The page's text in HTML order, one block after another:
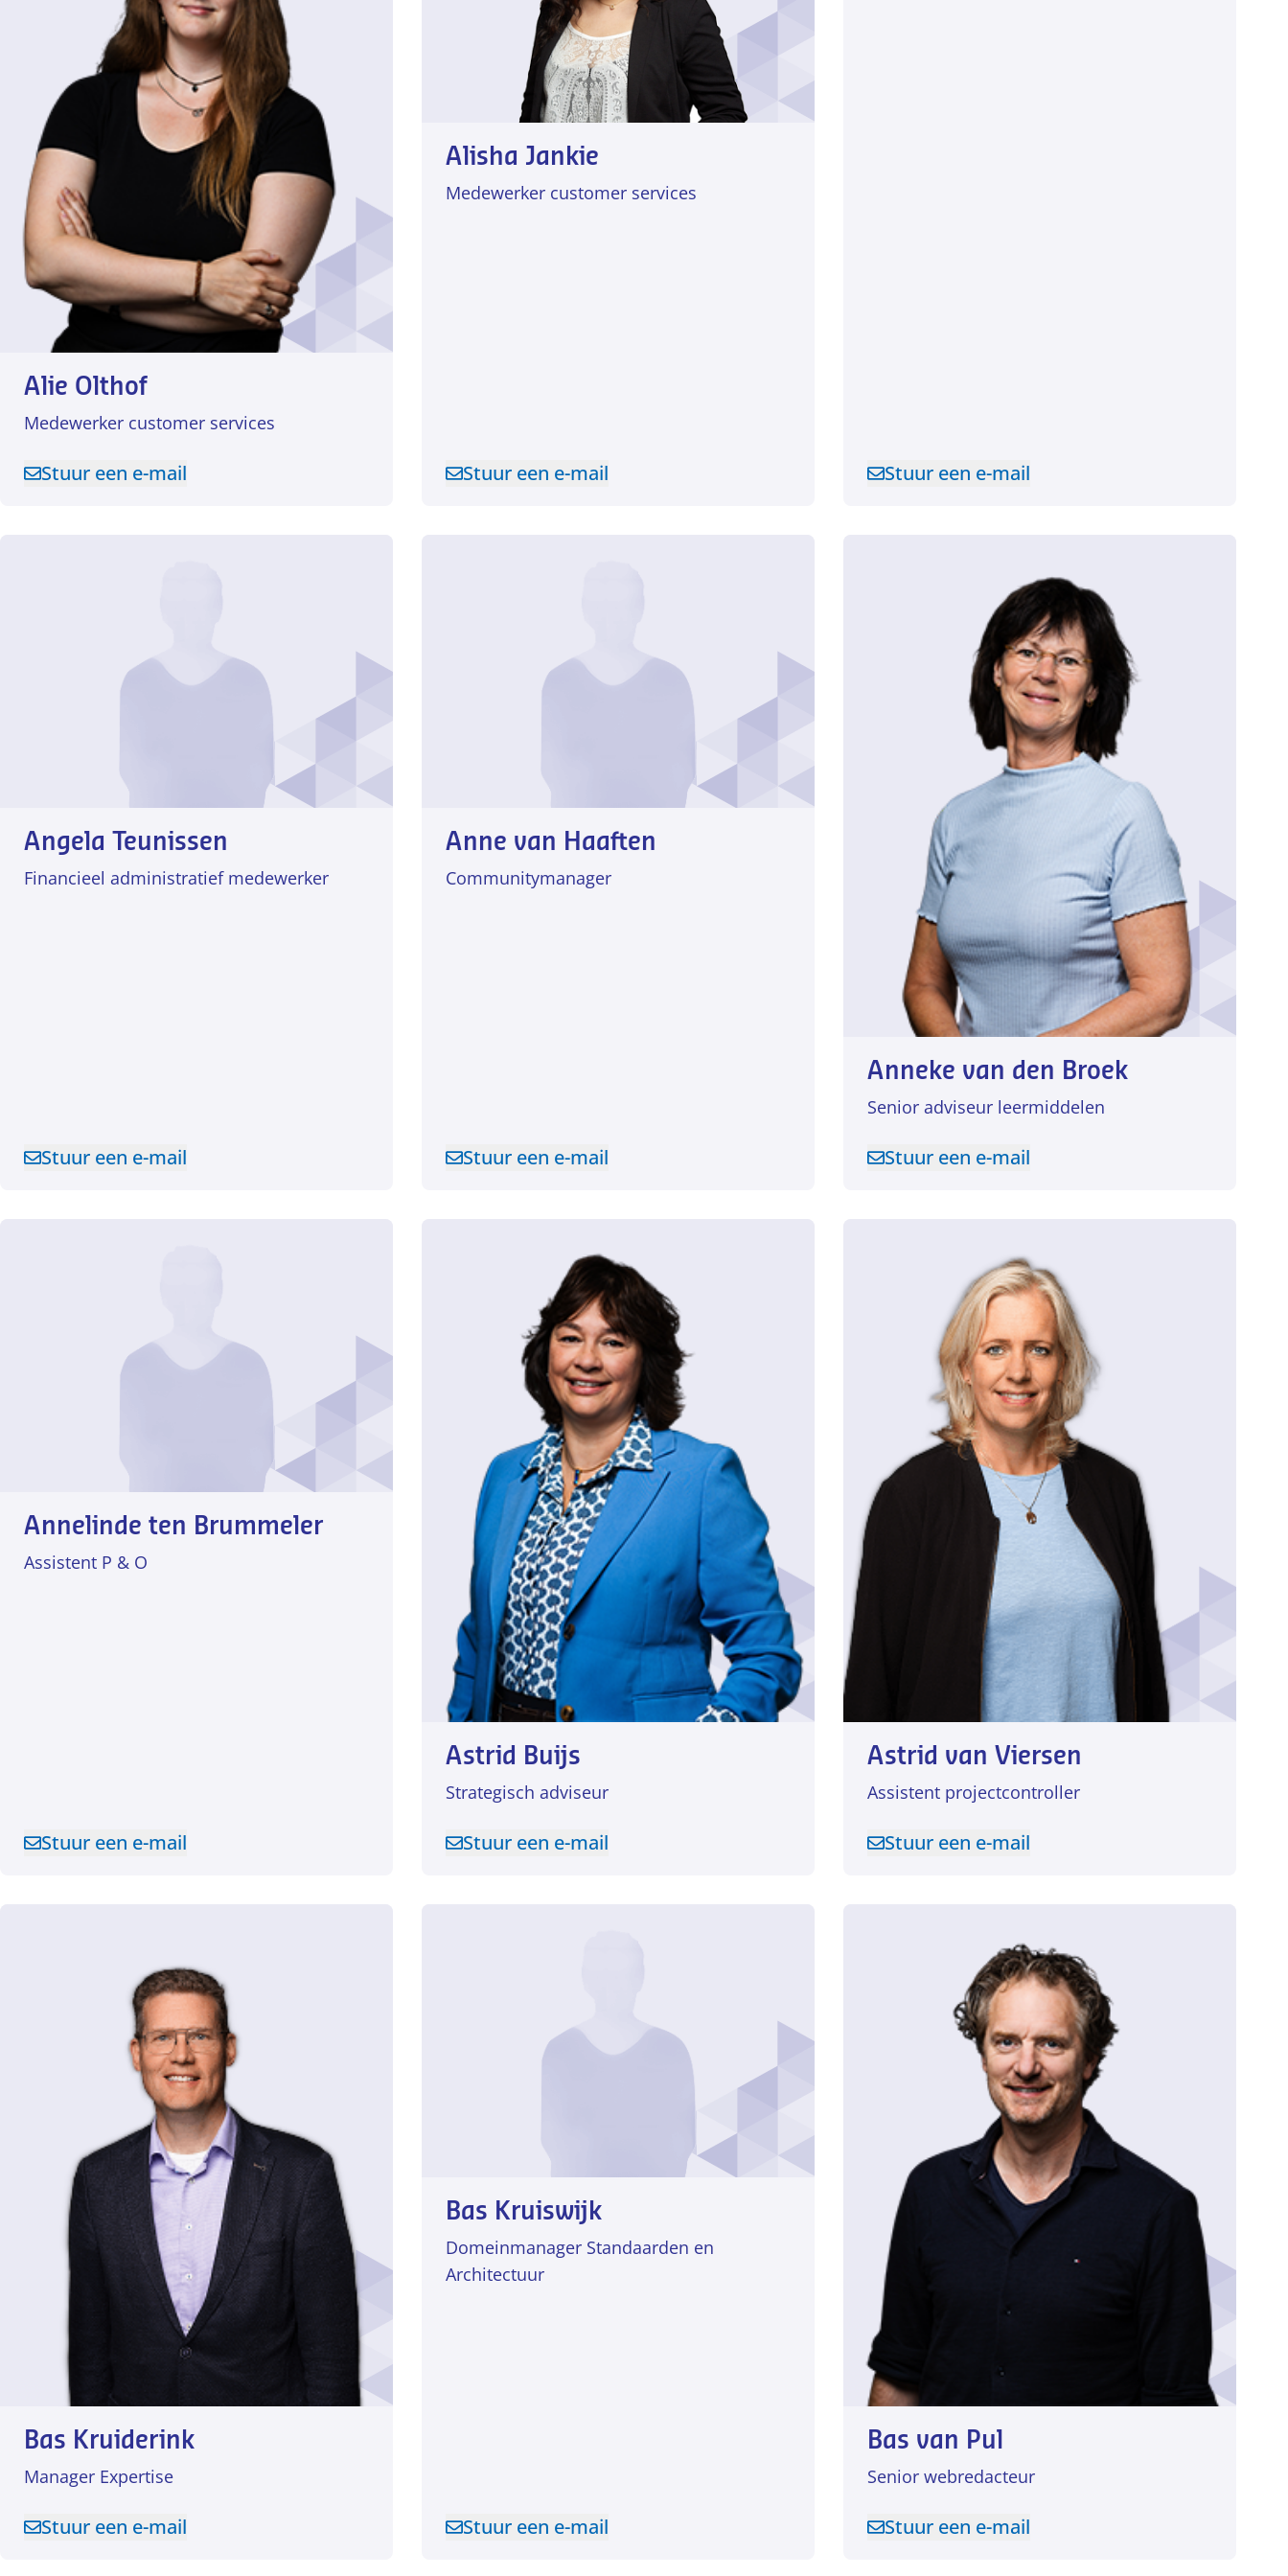
Alie Olthof
Medewerker customer services
Stuur een e-mail
Stuur een e-mail naar Alie Olthof
Alisha Jankie
Medewerker customer services
Stuur een e-mail
Stuur een e-mail naar Alisha Jankie Stuur een e-mail
Stuur een e-mail naar Andreas Warnaar
Angela Teunissen
Financieel administratief medewerker
Stuur een e-mail
Stuur een e-mail naar Angela Teunissen
Anne van Haaften
Communitymanager
Stuur een e-mail
Stuur een e-mail naar Anne van Haaften
Anneke van den Broek
Senior adviseur leermiddelen
Stuur een e-mail
Stuur een e-mail naar Anneke van den Broek
Annelinde ten Brummeler
Assistent P & O
Stuur een e-mail
Stuur een e-mail naar Annelinde ten Brummeler
Astrid Buijs
Strategisch adviseur
Stuur een e-mail
Astrid van Viersen
Assistent projectcontroller
Stuur een e-mail
Stuur een e-mail naar Astrid van Viersen
Bas Kruiderink
Manager Expertise
Stuur een e-mail
Stuur een e-mail naar Bas Kruiderink
Bas Kruiswijk
Domeinmanager Standaarden en
Architectuur
Stuur een e-mail
Stuur een e-mail naar Bas Kruiswijk
Bas van Pul
Senior webredacteur
Stuur een e-mail
Stuur een e-mail naar Bas van Pul